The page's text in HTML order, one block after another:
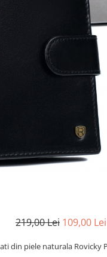
219,00 Lei 109,00 Lei
din piele naturala Rovicky